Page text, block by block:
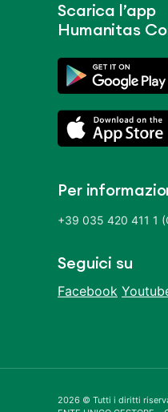
Scarica l’app
Humanitas
Per
+39 035 420 411 1
Seguici su
Facebook
2026 © Tutti i diritti